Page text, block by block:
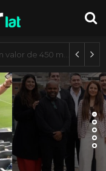
Axis Communications y Guatemala crean una ciudad inteligente